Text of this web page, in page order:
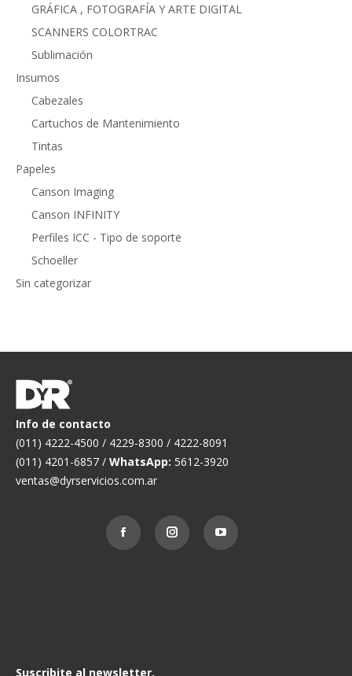
GRÁFICA , FOTOGRAFÍA Y ARTE DIGITAL
SCANNERS COLORTRAC
Sublimación
Insumos
Cabezales
Cartuchos de Mantenimiento
Tintas
Papeles
Canson Imaging
Canson INFINITY
Perfiles ICC - Tipo de soporte
Schoeller
Sin categorizar
Info de contacto
(011) 4222-4500 / 4229-8300 / 4222-8091
(011) 4201-6857 / WhatsApp: 5612-3920
ventas@dyrservicios.com.ar
Suscribite al newsletter.